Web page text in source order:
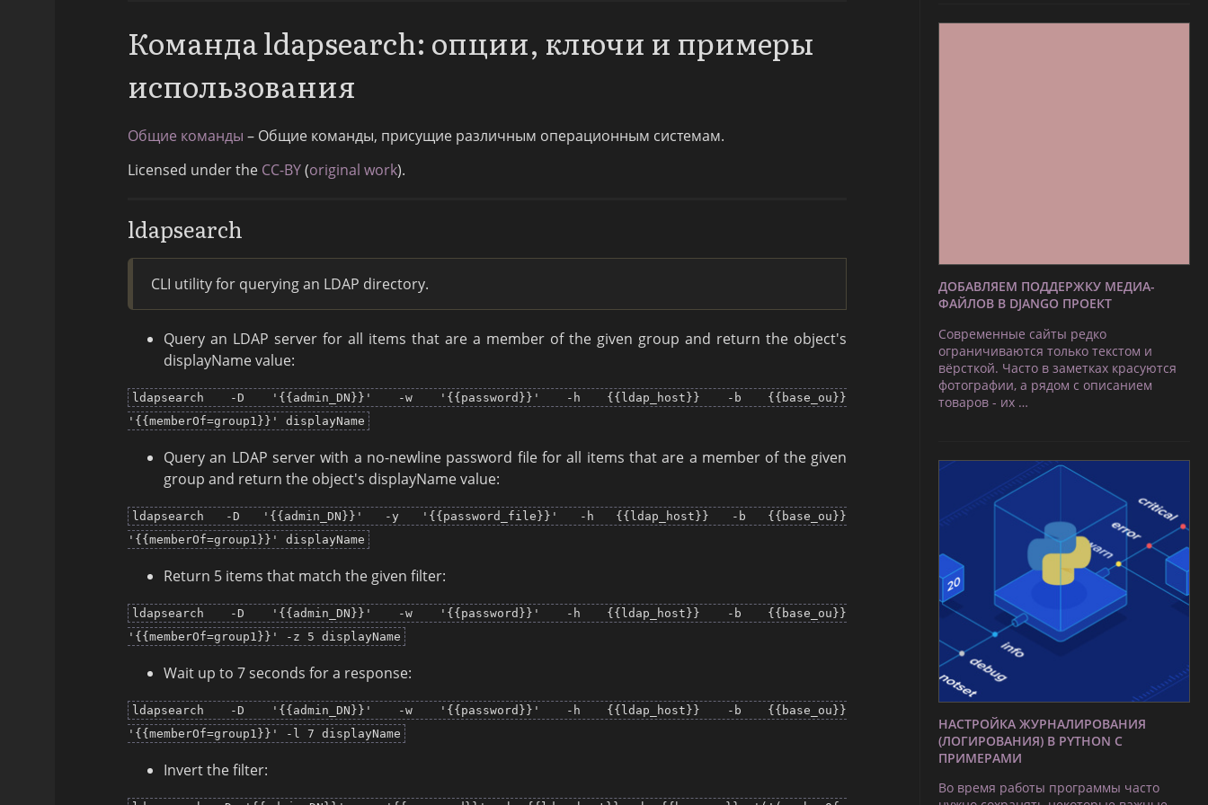
Команда ldapsearch: опции, ключи и примеры
использования
Общие команды – Общие команды, присущие различным операционным системам.
Licensed under the CC-BY(original work).
ldapsearch
CLI utility for querying an LDAP directory.
Query an LDAP server for all items that are a member of the given group and return the object's
displayName value:
ldapsearch -D '{{admin_DN}}' -w '{{password}}' -h {{ldap_host}} -b {{base_ou}}
'{{memberOf=group1}}' displayName
Query an LDAP server with a no-newline password file for all items that are a member of the given
group and return the object's displayName value:
ldapsearch -D '{{admin_DN}}' -y '{{password_file}}' -h {{ldap_host}} -b {{base_ou}}
'{{memberOf=group1}}' displayName
Return 5 items that match the given filter:
ldapsearch -D '{{admin_DN}}' -w '{{password}}' -h {{ldap_host}} -b {{base_ou}}
'{{memberOf=group1}}' -z 5 displayName
Wait up to 7 seconds for a response:
ldapsearch -D '{{admin_DN}}' -w '{{password}}' -h {{ldap_host}} -b {{base_ou}}
'{{memberOf=group1}}' -l 7 displayName
Invert the filter:
ДОБАВЛЯЕМ ПОДДЕРЖКУ МЕДИА-
ФАЙЛОВ В DJANGO ПРОЕКТ
Современные сайты редко
ограничиваются только текстом и
вёрсткой. Часто в заметках красуются
фотографии, а рядом с описанием
товаров - их …
НАСТРОЙКА ЖУРНАЛИРОВАНИЯ
(ЛОГИРОВАНИЯ) В PYTHON С
ПРИМЕРАМИ
Во время работы программы часто